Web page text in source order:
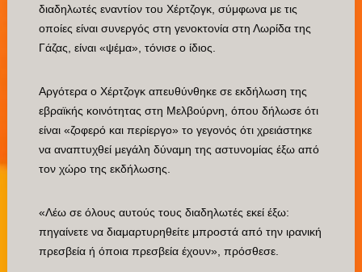
διαδηλωτές εναντίον του Χέρτζογκ, σύμφωνα με τις
οποίες είναι συνεργός στη γενοκτονία στη Λωρίδα της
Γάζας, είναι «ψέμα», τόνισε ο ίδιος.
Αργότερα ο Χέρτζογκ απευθύνθηκε σε εκδήλωση της
εβραϊκής κοινότητας στη Μελβούρνη, όπου δήλωσε ότι
είναι «ζοφερό και περίεργο» το γεγονός ότι χρειάστηκε
να αναπτυχθεί μεγάλη δύναμη της αστυνομίας έξω από
τον χώρο της εκδήλωσης.
«Λέω σε όλους αυτούς τους διαδηλωτές εκεί έξω:
πηγαίνετε να διαμαρτυρηθείτε μπροστά από την ιρανική
πρεσβεία ή όποια πρεσβεία έχουν», πρόσθεσε.